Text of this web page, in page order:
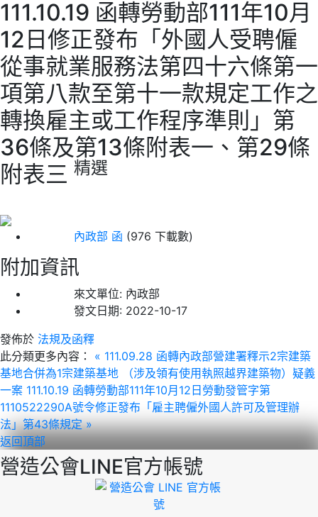
111.10.19 函轉勞動部111年10月
12日修正發布「外國人受聘僱
從事就業服務法第四十六條第一
項第八款至第十一款規定工作之
轉換雇主或工作程序準則」第
36條及第13條附表一、第29條
附表三 精選
內政部 函 (976 下載數)
附加資訊
來文單位: 內政部
發文日期: 2022-10-17
發佈於 法規及函釋
此分類更多內容：
« 111.09.28 函轉內政部營建署釋示2宗建築
基地合併為1宗建築基地 （涉及領有使用執照越界建築物）疑義
一案 111.10.19 函轉勞動部111年10月12日勞動發管字第
1110522290A號令修正發布「雇主聘僱外國人許可及管理辦
法」第43條規定 »
返回頂部
營造公會LINE官方帳號